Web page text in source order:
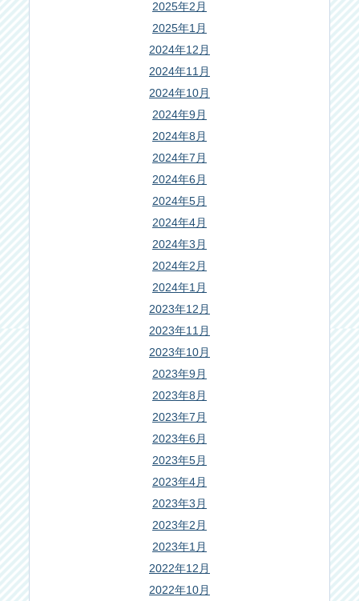
2025年2月
2025年1月
2024年12月
2024年11月
2024年10月
2024年9月
2024年8月
2024年7月
2024年6月
2024年5月
2024年4月
2024年3月
2024年2月
2024年1月
2023年12月
2023年11月
2023年10月
2023年9月
2023年8月
2023年7月
2023年6月
2023年5月
2023年4月
2023年3月
2023年2月
2023年1月
2022年12月
2022年10月